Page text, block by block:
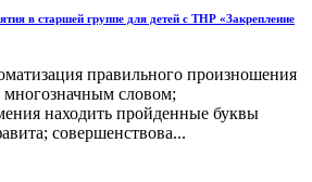
в старшей группе для детей с ТНР «Закрепление
правильного произношения
многозначным словом;
находить пройденные буквы
совершенствова...